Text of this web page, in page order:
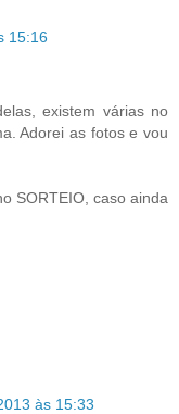
15:16
existem várias no
Adorei as fotos e vou
SORTEIO, caso ainda
às 15:33